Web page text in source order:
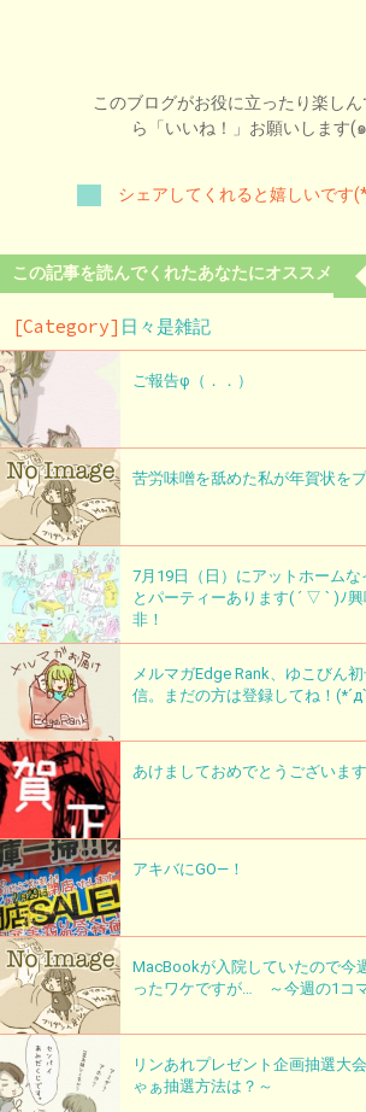
このブログがお役に立ったり楽しん
ら「いいね！」お願いします(๑
シェアしてくれると嬉しいです
この記事を読んでくれたあなたにオススメ
[Category] 日々是雑記
ご報告φ（．．）
苦労味噌を舐めた私が年賀状を
7月19日（日）にアットホーム
とパーティーあります( ´ ▽ ` )ﾉ
非！
メルマガEdge Rank、ゆこびん
信。まだの方は登録してね！
あけましておめでとうございます
アキバにGO—！
MacBookが入院していたので今
ったワケですが… ～今週の1コ
リンあれプレゼント企画抽選
ゃぁ抽選方法は？～